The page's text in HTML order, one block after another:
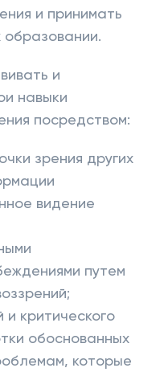
и принимать
образовании.
и
навыки
посредством:
зрения других
видение
путем
и критического
обоснованных
которые